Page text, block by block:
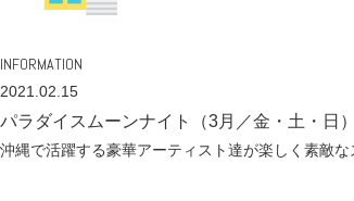
INFORMATION
2021.02.15
パラダイスムーンナイト（3月／金・土・日）
沖縄で活躍する豪華アーティスト達が楽しく素敵